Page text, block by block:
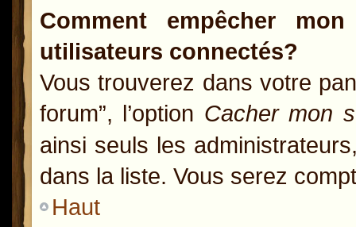
Comment empêcher
utilisateurs connectés?
Vous trouverez dans votre
forum”, l’option Cacher mon
ainsi seuls les
dans la liste. Vous serez
Haut